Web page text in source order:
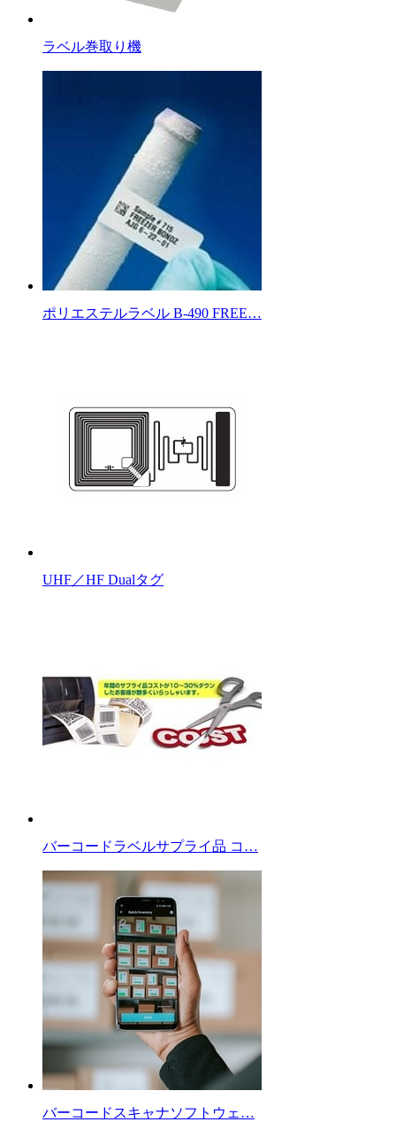
ラベル巻取り機
ポリエステルラベル B-490 FREE…
UHF／HF Dualタグ
バーコードラベルサプライ品 コ…
バーコードスキャナソフトウェ…